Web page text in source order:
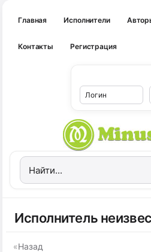
Главная Исполнители
Контакты Регистрация
Исполнитель
«Назад